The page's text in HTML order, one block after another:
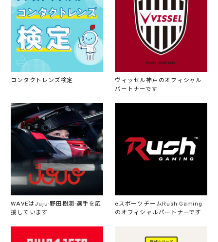
コンタクトレンズ検定
ヴィッセル神戸のオフィシャル
パートナーです
WAVEはJuju-野田樹潤-選手を応
援しています
eスポーツチームRush Gaming
のオフィシャルパートナーです